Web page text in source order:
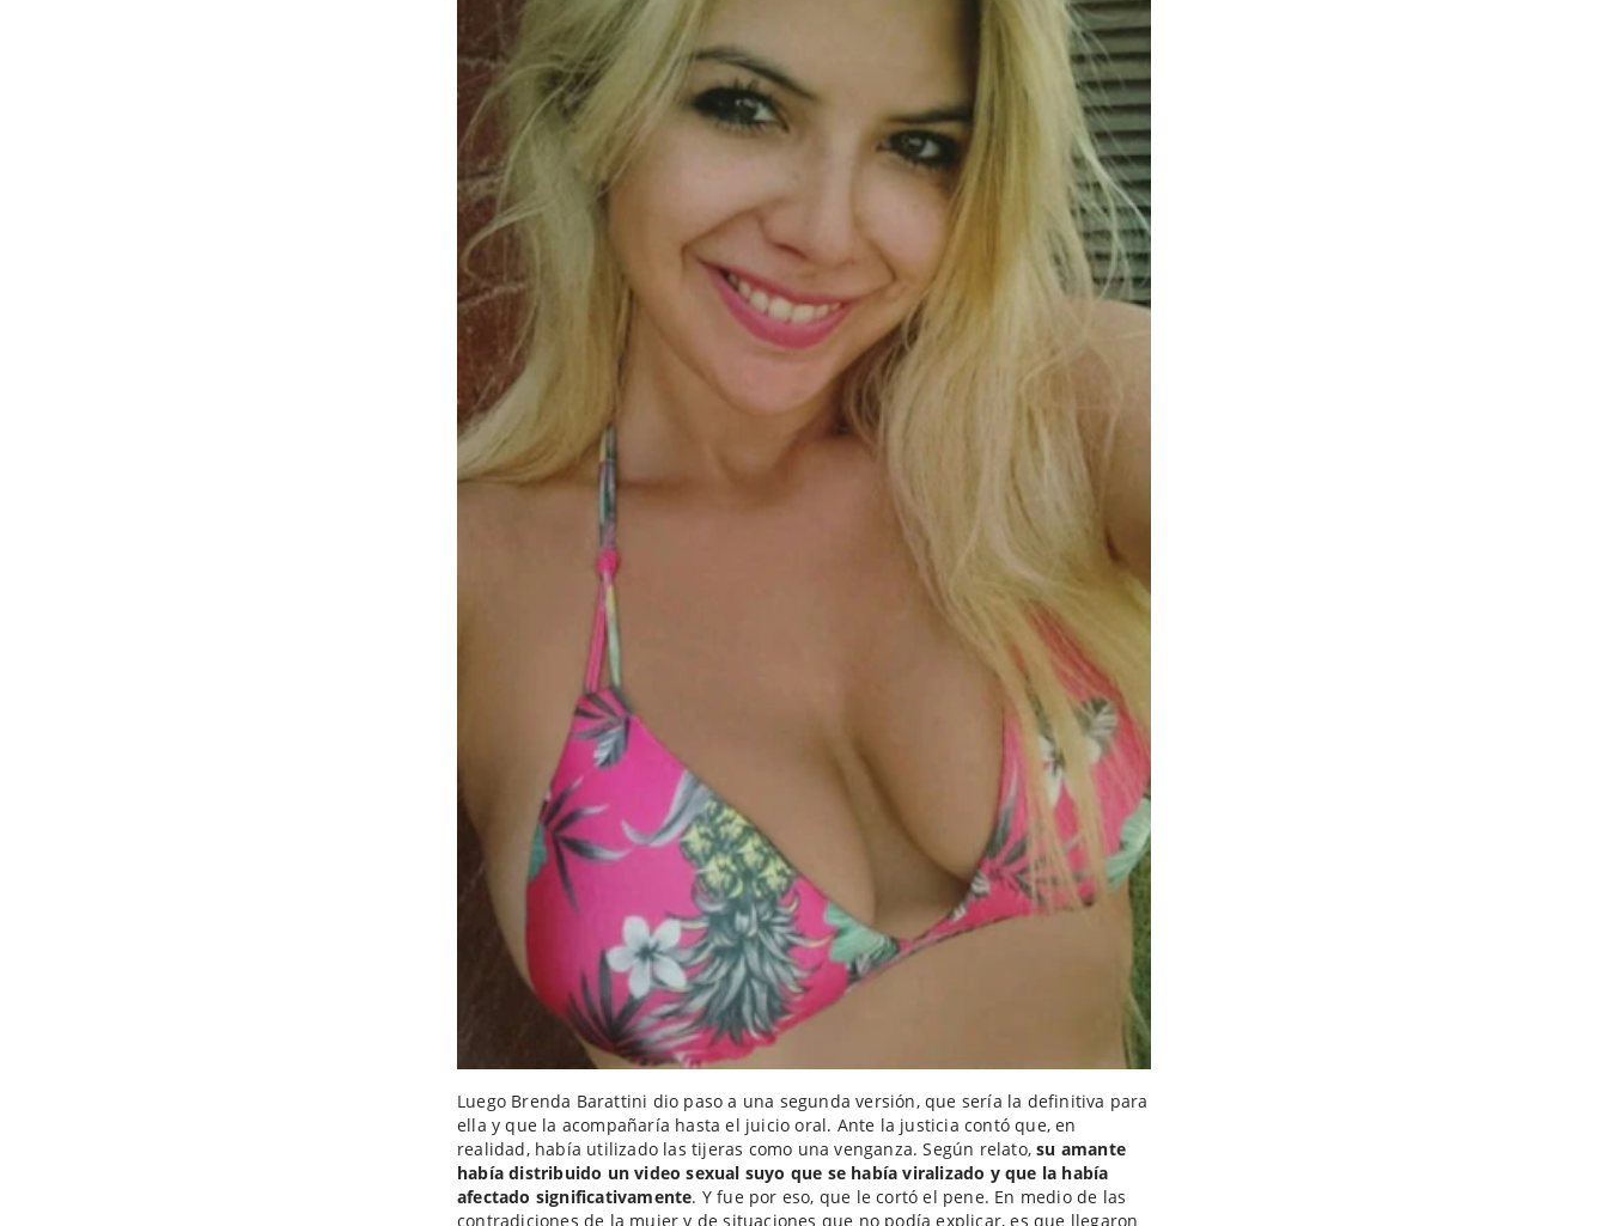
Luego Brenda Barattini dio paso a una segunda versión, que sería la definitiva para
ella y que la acompañaría hasta el juicio oral. Ante la justicia contó que, en
realidad, había utilizado las tijeras como una venganza. Según relato,su amante
había distribuido un video sexual suyo que se había viralizado y que la había
afectado significativamente. Y fue por eso, que le cortó el pene. En medio de las
contradiciones de la mujer y de situaciones que no podía explicar, es que llegaron